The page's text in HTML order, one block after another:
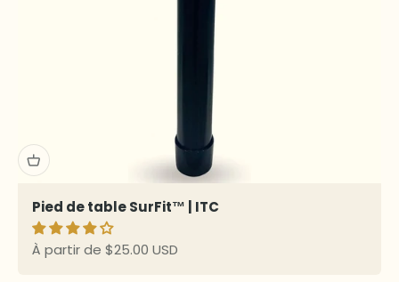
Pied de table SurFit™ | ITC
Prix de vente
À partir de $25.00 USD